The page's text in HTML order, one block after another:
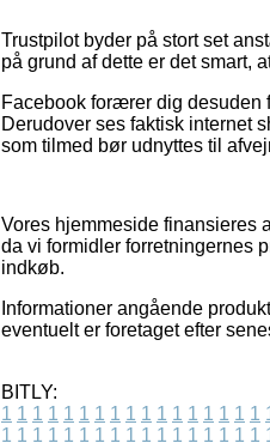
Trustpilot byder på stort set
på grund af dette er det smart,
Facebook forærer dig desuden
Derudover ses faktisk internet
som tilmed bør udnyttes til
Vores hjemmeside finansieres
da vi formidler forretningernes
indkøb.
Informationer angående
eventuelt er foretaget efter
BITLY:
1 1 1 1 1 1 1 1 1 1 1 1 1 1 1 1 1
1 1 1 1 1 1 1 1 1 1 1 1 1 1 1 1 1